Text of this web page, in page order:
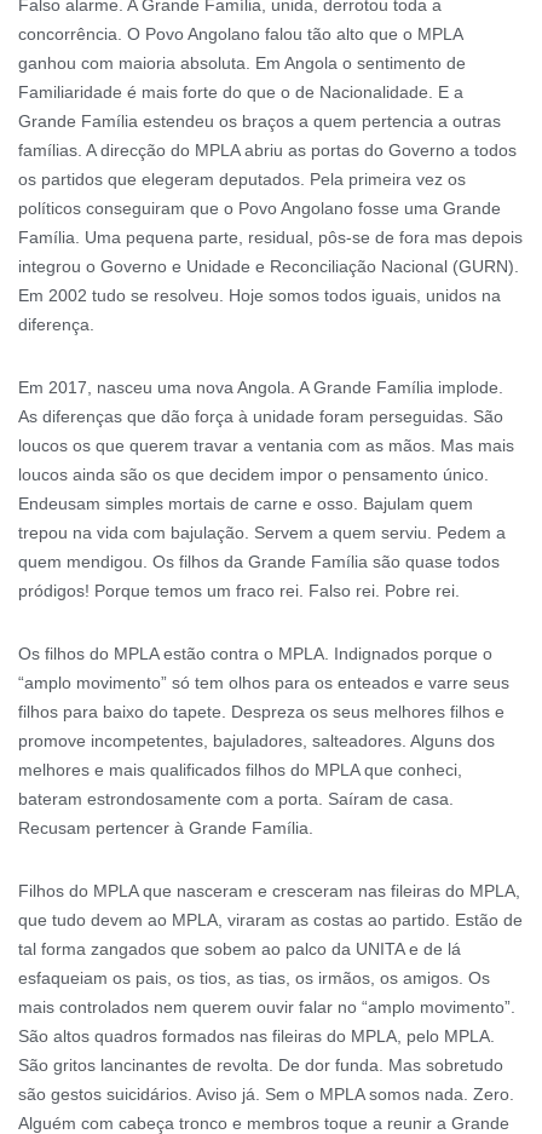
Falso alarme. A Grande Família, unida, derrotou toda a
concorrência. O Povo Angolano falou tão alto que o MPLA
ganhou com maioria absoluta. Em Angola o sentimento de
Familiaridade é mais forte do que o de Nacionalidade. E a
Grande Família estendeu os braços a quem pertencia a outras
famílias. A direcção do MPLA abriu as portas do Governo a todos
os partidos que elegeram deputados. Pela primeira vez os
políticos conseguiram que o Povo Angolano fosse uma Grande
Família. Uma pequena parte, residual, pôs-se de fora mas depois
integrou o Governo e Unidade e Reconciliação Nacional (GURN).
Em 2002 tudo se resolveu. Hoje somos todos iguais, unidos na
diferença.
Em 2017, nasceu uma nova Angola. A Grande Família implode.
As diferenças que dão força à unidade foram perseguidas. São
loucos os que querem travar a ventania com as mãos. Mas mais
loucos ainda são os que decidem impor o pensamento único.
Endeusam simples mortais de carne e osso. Bajulam quem
trepou na vida com bajulação. Servem a quem serviu. Pedem a
quem mendigou. Os filhos da Grande Família são quase todos
pródigos! Porque temos um fraco rei. Falso rei. Pobre rei.
Os filhos do MPLA estão contra o MPLA. Indignados porque o
“amplo movimento” só tem olhos para os enteados e varre seus
filhos para baixo do tapete. Despreza os seus melhores filhos e
promove incompetentes, bajuladores, salteadores. Alguns dos
melhores e mais qualificados filhos do MPLA que conheci,
bateram estrondosamente com a porta. Saíram de casa.
Recusam pertencer à Grande Família.
Filhos do MPLA que nasceram e cresceram nas fileiras do MPLA,
que tudo devem ao MPLA, viraram as costas ao partido. Estão de
tal forma zangados que sobem ao palco da UNITA e de lá
esfaqueiam os pais, os tios, as tias, os irmãos, os amigos. Os
mais controlados nem querem ouvir falar no “amplo movimento”.
São altos quadros formados nas fileiras do MPLA, pelo MPLA.
São gritos lancinantes de revolta. De dor funda. Mas sobretudo
são gestos suicidários. Aviso já. Sem o MPLA somos nada. Zero.
Alguém com cabeça tronco e membros toque a reunir a Grande